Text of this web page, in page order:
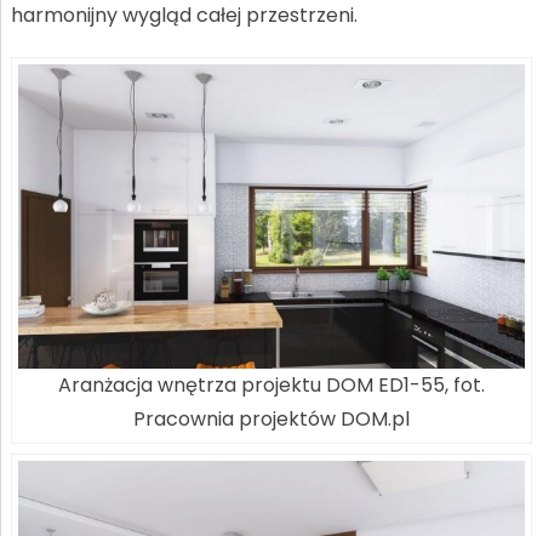
harmonijny wygląd całej przestrzeni.
Aranżacja wnętrza projektu DOM ED1-55, fot.
Pracownia projektów DOM.pl